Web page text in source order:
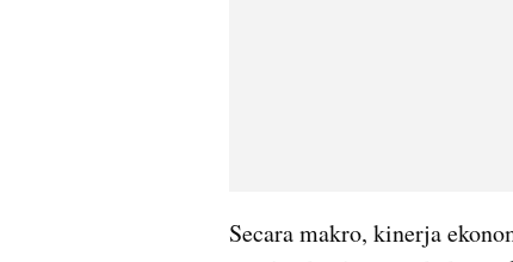
Secara makro, kinerja